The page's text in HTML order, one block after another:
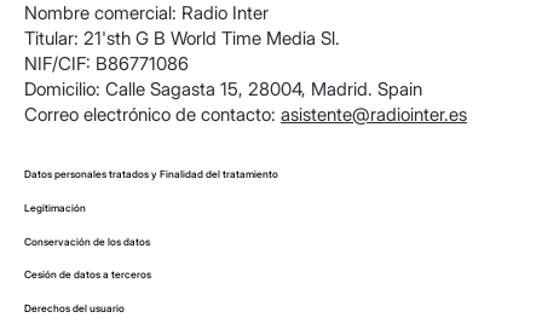
Nombre comercial: Radio Inter
Titular: 21'sth G B World Time Media Sl.
NIF/CIF: B86771086
Domicilio: Calle Sagasta 15, 28004, Madrid. Spain
Correo electrónico de contacto: asistente@radiointer.es
Datos personales tratados y Finalidad del tratamiento
Legitimación
Conservación de los datos
Cesión de datos a terceros
Derechos del usuario